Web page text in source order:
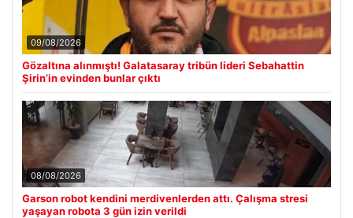
09/08/2026
Gözaltına alınmıştı! Galatasaray tribün lideri Sebahattin
Şirin’in evinden bunlar çıktı
08/08/2026
Garson robot kendini merdivenlerden attı. Çalışma stresi
yaşayan robota 3 gün izin verildi